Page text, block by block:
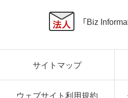
「Biz
サイトマップ
ウェブサイト利用規約